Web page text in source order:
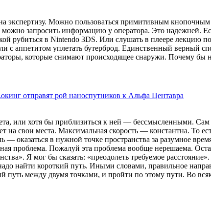
экспертизу. Можно пользоваться примитивным
запросить информацию у оператора. Это надежней.
рубиться в Nintendo 3DS. Или слушать в плеере лекцию
аппетитом уплетать бутерброд. Единственный верный
которые снимают происходящее снаружи. Почему
отправят рой наноспутников к Альфа Центавра
или хотя бы приблизиться к ней — бессмысленными.
на свои места. Максимальная скорость — константна. То
оказаться в нужной точке пространства за разумное
проблема. Пожалуй эта проблема вообще нерешаема.
Я мог бы сказать: «преодолеть требуемое
найти короткий путь. Иными словами, правильное
путь между двумя точками, и пройти по этому пути. Во